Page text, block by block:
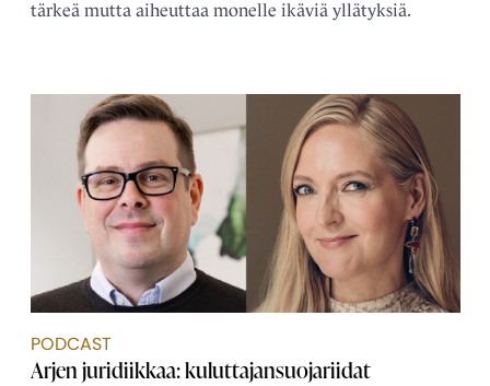
tärkeä mutta aiheuttaa monelle ikäviä yllätyksiä.
PODCAST
Arjen juridiikkaa: kuluttajansuojariidat